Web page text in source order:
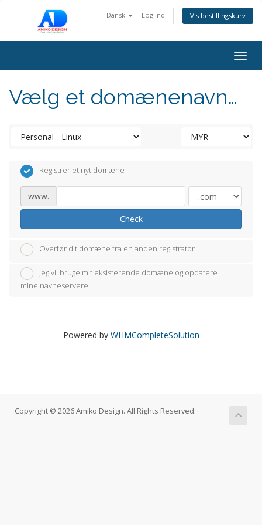
Dansk Log ind Vis bestillingskurv
Vælg et domænenavn…
Registrer et nyt domæne
www.
Check
Overfør dit domæne fra en anden registrator
Jeg vil bruge mit eksisterende domæne og opdatere
mine navneservere
Powered by WHMCompleteSolution
Copyright © 2026 Amiko Design. All Rights Reserved.